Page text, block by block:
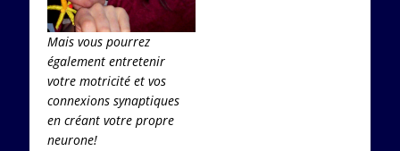
Mais vous pourrez
également entretenir
votre motricité et vos
connexions synaptiques
en créant votre propre
neurone!